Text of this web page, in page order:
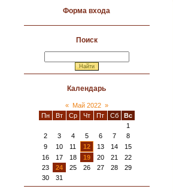
Форма входа
Поиск
Календарь
« Май 2022 »
Пн
Вт Ср Чт Пт Сб
Вс
1
2
3 4 5 6 7
8
9
10 11 12 13 14
15
16
17 18 19 20 21
22
23
24 25 26 27 28
29
30
31